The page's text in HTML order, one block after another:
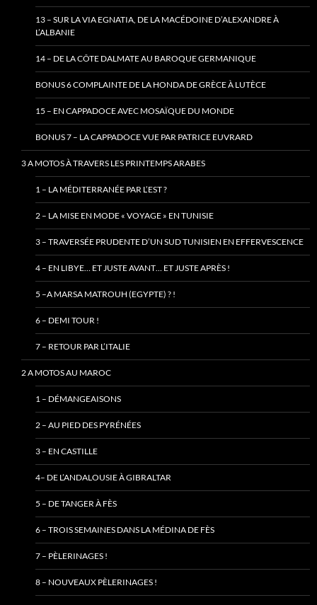
13 – SUR LA VIA EGNATIA, DE LA MACÉDOINE D’ALEXANDRE À
L’ALBANIE
14 – DE LA CÔTE DALMATE AU BAROQUE GERMANIQUE
BONUS 6 COMPLAINTE DE LA HONDA DE GRÈCE À LUTÈCE
15 – EN CAPPADOCE AVEC MOSAÏQUE DU MONDE
BONUS 7 – LA CAPPADOCE VUE PAR PATRICE EUVRARD
3 A MOTOS À TRAVERS LES PRINTEMPS ARABES
1 – LA MÉDITERRANÉE PAR L’EST ?
2 – LA MISE EN MODE « VOYAGE » EN TUNISIE
3 – TRAVERSÉE PRUDENTE D’UN SUD TUNISIEN EN EFFERVESCENCE
4 – EN LIBYE… ET JUSTE AVANT… ET JUSTE APRÈS !
5 –A MARSA MATROUH (EGYPTE) ? !
6 – DEMI TOUR !
7 – RETOUR PAR L’ITALIE
2 A MOTOS AU MAROC
1 – DÉMANGEAISONS
2 – AU PIED DES PYRÉNÉES
3 – EN CASTILLE
4– DE L’ANDALOUSIE À GIBRALTAR
5 – DE TANGER À FÈS
6 – TROIS SEMAINES DANS LA MÉDINA DE FÈS
7 – PÈLERINAGES !
8 – NOUVEAUX PÈLERINAGES !